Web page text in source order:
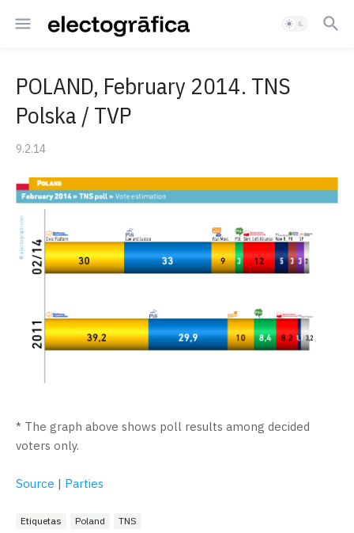
POLAND, February 2014. TNS
Polska / TVP
9.2.14
* The graph above shows poll results among decided
voters only.
Source | Parties
Etiquetas Poland TNS